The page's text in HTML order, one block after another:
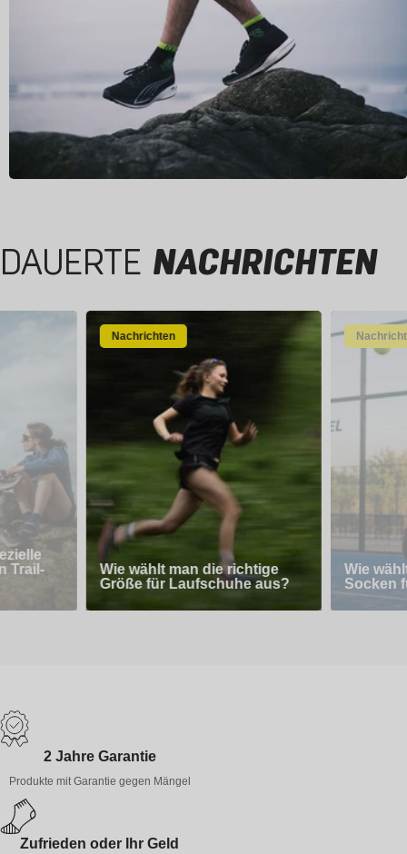
DAUERTE NACHRICHTEN
Trail-
Nachrichten
Wie wählt man die richtige
Größe für Laufschuhe aus?
Wie
Socken
2 Jahre Garantie
Produkte mit Garantie gegen Mängel
Zufrieden oder Ihr Geld